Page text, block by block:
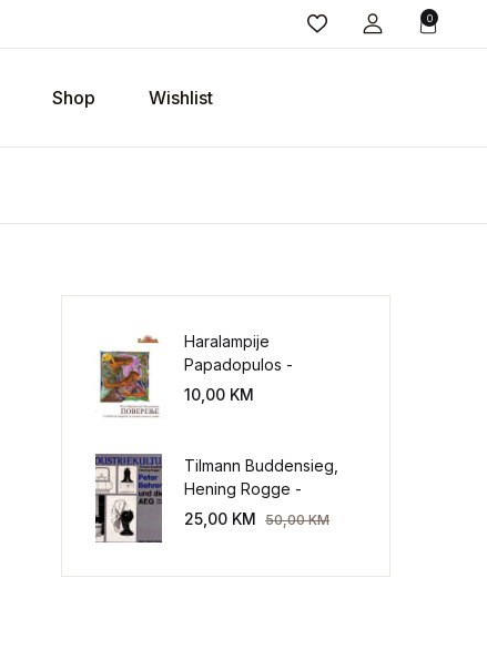
0
Shop Wishlist
Haralampije
Papadopulos -
Poverenje: sloboda od
10,00 KM
Tilmann Buddensieg,
Hening Rogge -
Industriekultur: Peter
25,00 KM 50,00KM